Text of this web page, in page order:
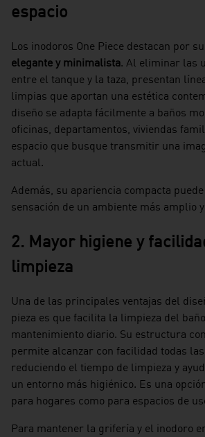
espacio
Los inodoros One Piece destacan por su
elegante y minimalista. Al eliminar las
entre el tanque y la taza, presentan
limpias que aportan una estética
diseño se adapta fácilmente a baños
oficinas, departamentos, viviendas
espacio que busque transmitir una
actual.
Además, su apariencia compacta
sensación de un ambiente más amplio
2. Mayor higiene y
limpieza
Una de las principales ventajas del
pieza es que facilita la limpieza del
mantenimiento diario. Su estructura
permite alcanzar con facilidad todas
reduciendo el tiempo de limpieza y
un entorno más higiénico. Es una
para hogares como para espacios de
Para mantener la grifería y el inodoro